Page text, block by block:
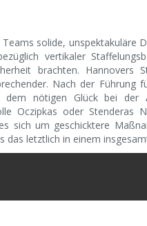
solide, unspektakuläre
vertikaler
brachten.
Nach der
dem nötigen Glück bei der
Oczipkas oder Stenderas
sich um geschicktere
das letztlich in einem